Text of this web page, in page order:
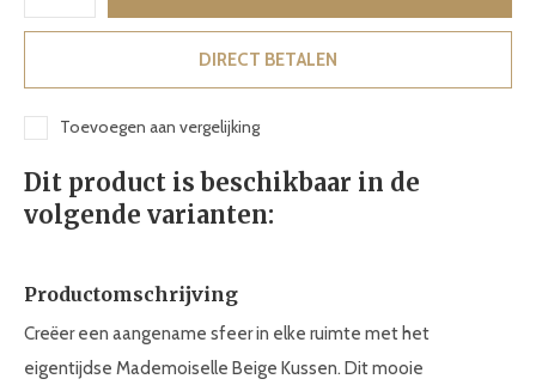
DIRECT BETALEN
Toevoegen aan vergelijking
Dit product is beschikbaar in de
volgende varianten:
Productomschrijving
Creëer een aangename sfeer in elke ruimte met het
eigentijdse Mademoiselle Beige Kussen. Dit mooie